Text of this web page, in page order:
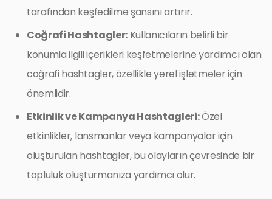
tarafından keşfedilme şansını artırır.
Coğrafi Hashtagler:Kullanıcıların belirli bir
konumla ilgili içerikleri keşfetmelerine yardımcı olan
coğrafi hashtagler, özellikle yerel işletmeler için
önemlidir.
Etkinlik ve Kampanya Hashtagleri:Özel
etkinlikler, lansmanlar veya kampanyalar için
oluşturulan hashtagler, bu olayların çevresinde bir
topluluk oluşturmanıza yardımcı olur.